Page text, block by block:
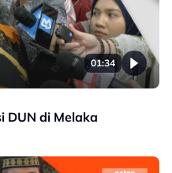
01:34
DUN di Melaka